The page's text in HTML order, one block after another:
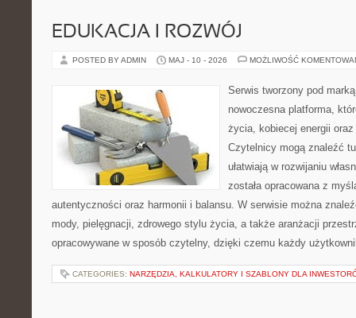
EDUKACJA I ROZWÓJ
POSTED BY ADMIN MAJ - 10 - 2026 MOŻLIWOŚĆ
Serwis tworzony pod
nowoczesna platforma,
życia, kobiecej energii
Czytelnicy mogą znaleźć
ułatwiają w rozwijaniu
została opracowana z
autentyczności oraz harmonii i balansu. W serwisie można
mody, pielęgnacji, zdrowego stylu życia, a także aranżacji
opracowywane w sposób czytelny, dzięki czemu każdy
CATEGORIES: NARZĘDZIA, KALKULATORY I SZABLONY DLA